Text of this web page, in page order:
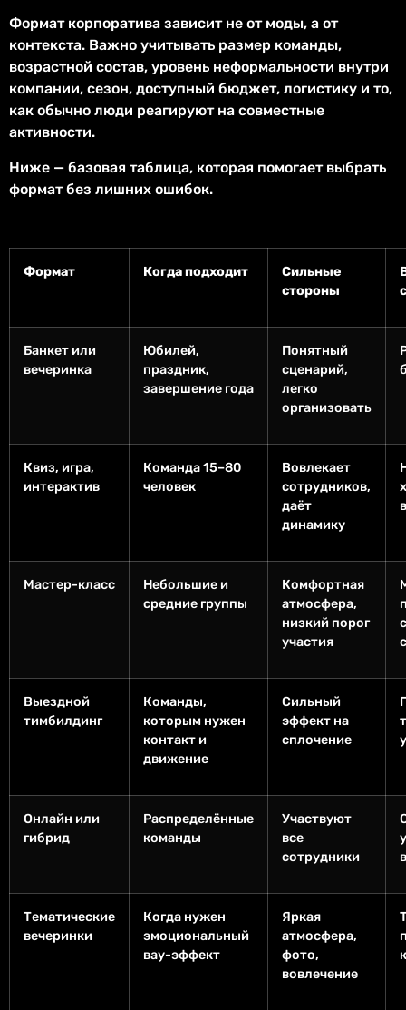
Формат корпоратива зависит не от моды, а от
контекста. Важно учитывать размер команды,
возрастной состав, уровень неформальности внутри
компании, сезон, доступный бюджет, логистику и то,
как обычно люди реагируют на совместные
активности.
Ниже — базовая таблица, которая помогает выбрать
формат без лишних ошибок.
Формат Когда подходит
Сильные
стороны
Банкет или
вечеринка
Юбилей,
праздник,
завершение года
Понятный
сценарий,
легко
организовать
Квиз, игра,
интерактив
Команда 15–80
человек
Вовлекает
сотрудников,
даёт
динамику
Мастер-класс
Небольшие и
средние группы
Комфортная
атмосфера,
низкий порог
участия
Выездной
тимбилдинг
Команды,
которым нужен
контакт и
движение
Сильный
эффект на
сплочение
Онлайн или
гибрид
Распределённые
команды
Участвуют
все
сотрудники
Тематические
вечеринки
Когда нужен
эмоциональный
вау-эффект
Яркая
атмосфера,
фото,
вовлечение